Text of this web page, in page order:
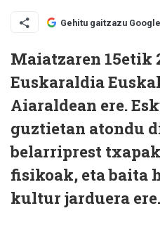
Gehitu gaitzazu
Maiatzaren 15etik
Euskaraldia
Aiaraldean ere.
guztietan atondu
belarriprest
fisikoak, eta baita
kultur jarduera ere.